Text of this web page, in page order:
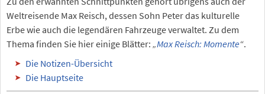
Weltreisende Max Reisch, dessen Sohn Peter das kulturelle
Erbe wie auch die legendären Fahrzeuge verwaltet. Zu dem
Thema finden Sie hier einige Blätter: „Max Reisch: Momente“.
Die Notizen-Übersicht
Die Hauptseite